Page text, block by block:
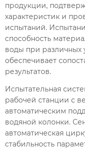
продукции,
характеристик и
испытаний.
способность
воды при различных
обеспечивает
результатов.
Испытательная
рабочей станции с
автоматическим
водяной колонки.
автоматическая
стабильность